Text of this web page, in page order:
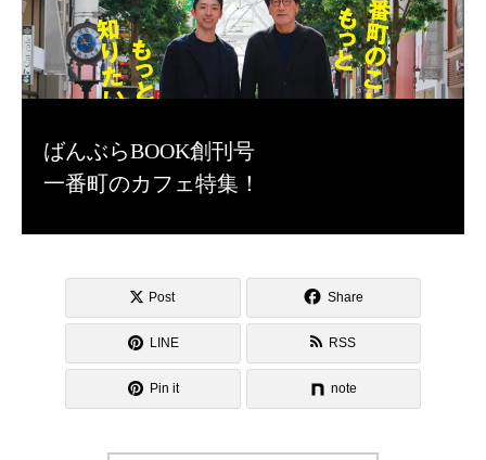
ばんぶらBOOK創刊号
一番町のカフェ特集！
Post Share
LINE RSS
Pin it note